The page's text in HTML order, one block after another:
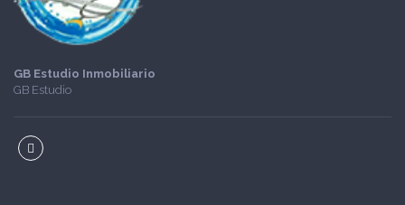
GB Estudio Inmobiliario
GB Estudio